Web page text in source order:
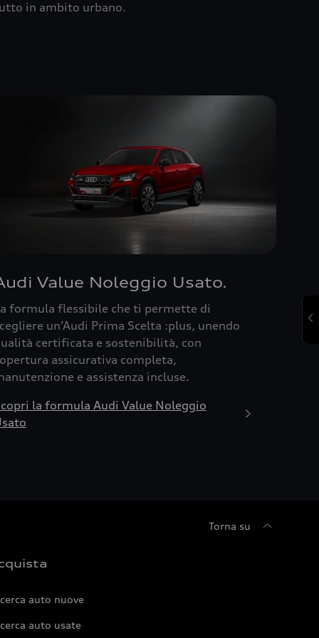
in ambito urbano.
Value Noleggio Usato.
formula flessibile che ti permette di
un’Audi Prima Scelta :plus, unendo
certificata e sostenibilità, con
assicurativa completa,
e assistenza incluse.
la formula Audi Value Noleggio
Torna su
auto nuove
auto usate